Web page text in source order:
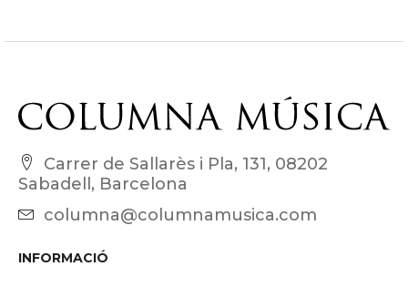
Carrer de Sallarès i Pla, 131, 08202
Sabadell, Barcelona
columna@columnamusica.com
INFORMACIÓ